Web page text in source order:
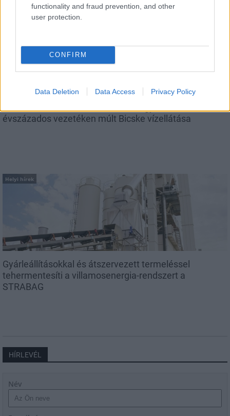
functionality and fraud prevention, and other
user protection.
CONFIRM
Data Deletion Data Access Privacy Policy
Helyi hírek
évszázados vezetéken múlt Bicske vízellátása
Helyi hírek
Gyárleállításokkal és átszervezett termeléssel
tehermentesíti a villamosenergia-rendszert a
STRABAG
HÍRLEVÉL
Név